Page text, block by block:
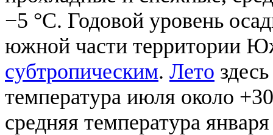
−5 °C. Годовой уровень
южной части территории
субтропическим. Лето
температура июля около
средняя температура